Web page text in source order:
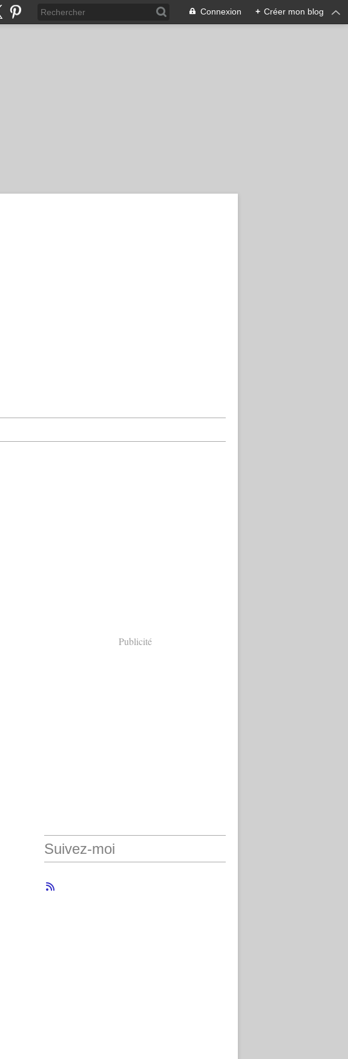
Connexion + Créer mon blog
Publicité
Suivez-moi